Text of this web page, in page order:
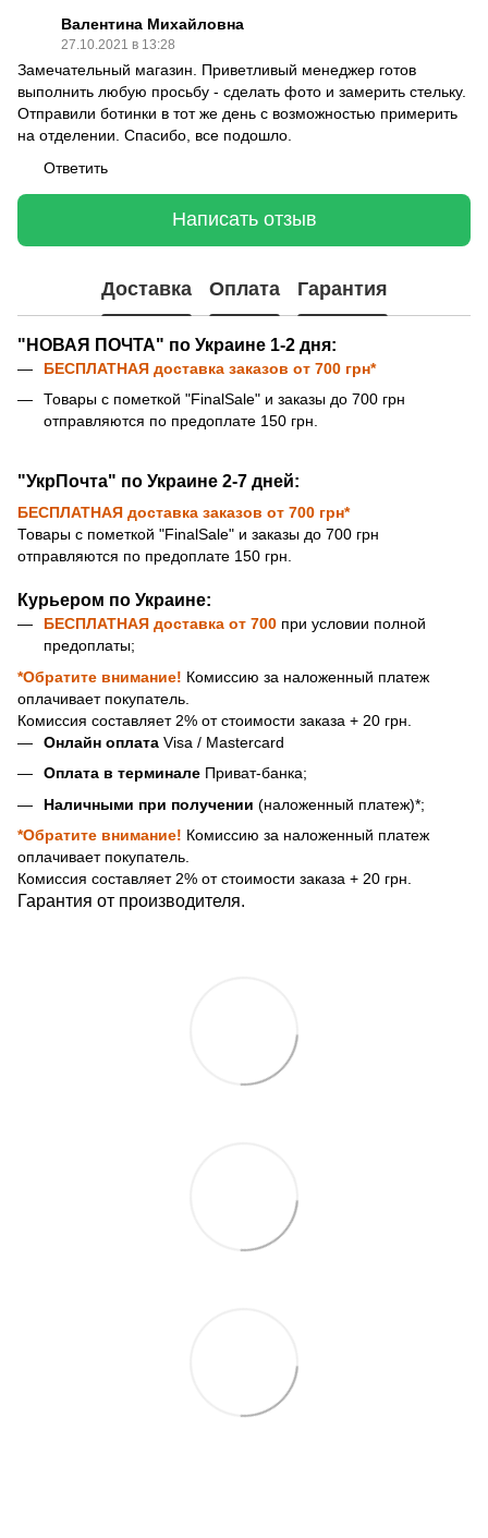
Валентина Михайловна
27.10.2021 в 13:28
Замечательный магазин. Приветливый менеджер готов
выполнить любую просьбу - сделать фото и замерить стельку.
Отправили ботинки в тот же день с возможностью примерить
на отделении. Спасибо, все подошло.
Ответить
Написать отзыв
Доставка Оплата Гарантия
"НОВАЯ ПОЧТА" по Украине 1-2 дня:
БЕСПЛАТНАЯ доставка заказов от 700 грн*
Товары с пометкой "FinalSale" и заказы до 700 грн
отправляются по предоплате 150 грн.
"УкрПочта" по Украине 2-7 дней:
БЕСПЛАТНАЯ доставка заказов от 700 грн*
Товары с пометкой "FinalSale" и заказы до 700 грн
отправляются по предоплате 150 грн.
Курьером по Украине:
БЕСПЛАТНАЯ доставка от 700 при условии полной
предоплаты;
*Обратите внимание! Комиссию за наложенный платеж
оплачивает покупатель.
Комиссия составляет 2% от стоимости заказа + 20 грн.
Онлайн оплата Visa / Mastercard
Оплата в терминале Приват-банка;
Наличными при получении (наложенный платеж)*;
*Обратите внимание! Комиссию за наложенный платеж
оплачивает покупатель.
Комиссия составляет 2% от стоимости заказа + 20 грн.
Гарантия от производителя.